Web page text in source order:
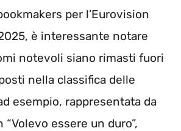
per l’Eurovision
è interessante notare
notevoli siano rimasti fuori
nella classifica delle
esempio, rappresentata da
“Volevo essere un duro”,